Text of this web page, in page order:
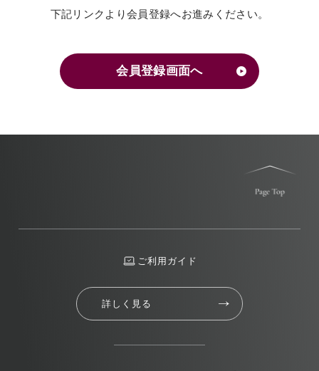
下記リンクより会員登録へお進みください。
会員登録画面へ
ご利用ガイド
詳しく見る